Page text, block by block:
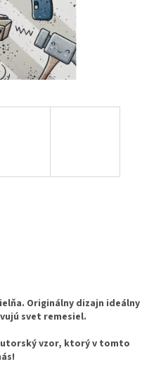
Originálny dizajn ideálny
svet remesiel.
vzor, ktorý v tomto